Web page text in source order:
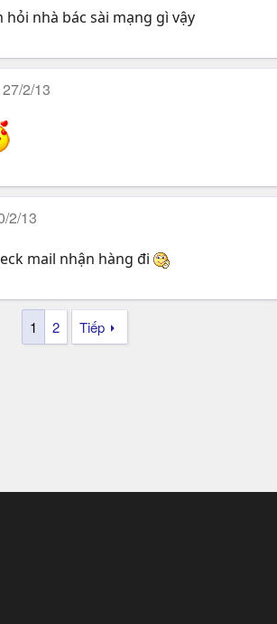
hỏi nhà bác sài mạng gì vậy
27/2/13
2/13
mail nhận hàng đi
1 2 Tiếp